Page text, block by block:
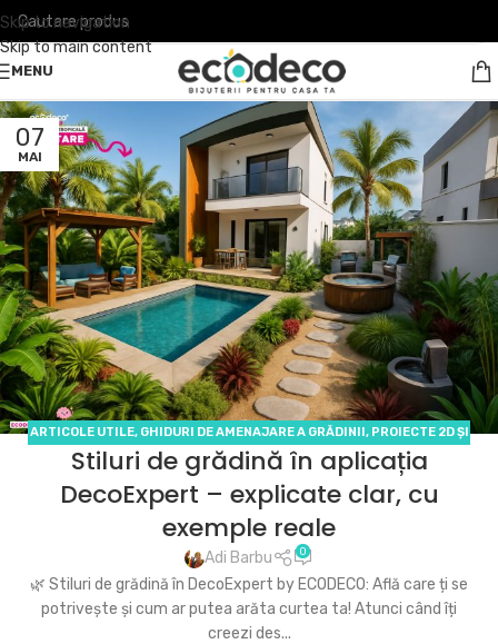
Skip to navigation
Skip to main content
MENU
07
MAI
ARTICOLE UTILE, GHIDURI DE AMENAJARE A GRĂDINII, PROIECTE 2D ȘI
3D
Stiluri de grădină în aplicația
DecoExpert – explicate clar, cu
exemple reale
Adi Barbu 0
🌿 Stiluri de grădină în DecoExpert by ECODECO: Află care ți se
potrivește și cum ar putea arăta curtea ta! Atunci când îți
creezi des...